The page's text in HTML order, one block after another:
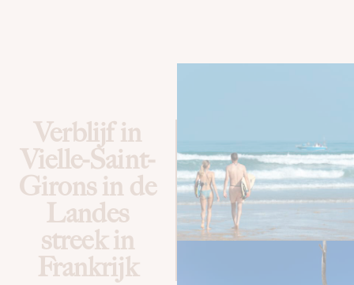
Verblijf in
Vielle-Saint-
Girons in de
Landes
streek in
Frankrijk